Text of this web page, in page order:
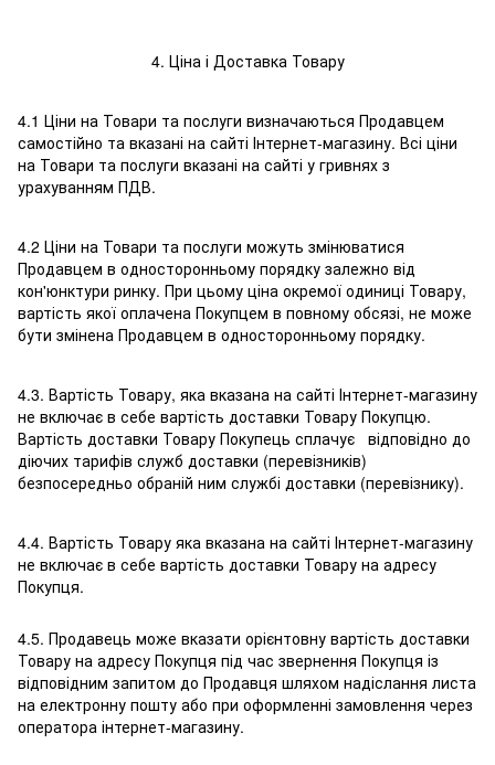
4. Ціна і Доставка Товару
4.1 Ціни на Товари та послуги визначаються Продавцем
самостійно та вказані на сайті Інтернет-магазину. Всі ціни
на Товари та послуги вказані на сайті у гривнях з
урахуванням ПДВ.
4.2 Ціни на Товари та послуги можуть змінюватися
Продавцем в односторонньому порядку залежно від
кон'юнктури ринку. При цьому ціна окремої одиниці Товару,
вартість якої оплачена Покупцем в повному обсязі, не може
бути змінена Продавцем в односторонньому порядку.
4.3. Вартість Товару, яка вказана на сайті Інтернет-магазину
не включає в себе вартість доставки Товару Покупцю.
Вартість доставки Товару Покупець сплачує відповідно до
діючих тарифів служб доставки (перевізників)
безпосередньо обраній ним службі доставки (перевізнику).
4.4. Вартість Товару яка вказана на сайті Інтернет-магазину
не включає в себе вартість доставки Товару на адресу
Покупця.
4.5. Продавець може вказати орієнтовну вартість доставки
Товару на адресу Покупця під час звернення Покупця із
відповідним запитом до Продавця шляхом надіслання листа
на електронну пошту або при оформленні замовлення через
оператора інтернет-магазину.